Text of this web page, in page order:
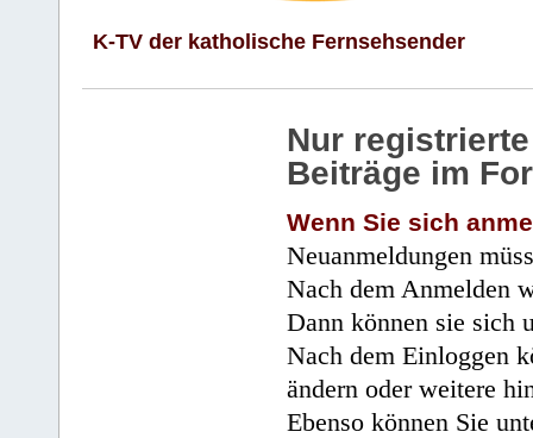
K-TV der katholische Fernsehsender
Nur
Beiträge im
Wenn Sie sich
Neuanmeldungen
Nach dem Anmelden
Dann können sie sich
Nach dem Einloggen
ändern oder weitere
Ebenso können Sie